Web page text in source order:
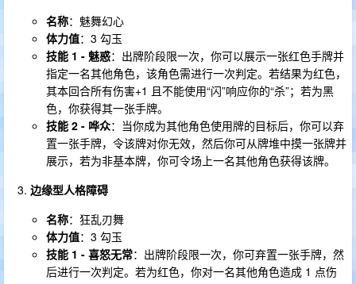
名称：魅舞幻心
体力值：3 勾玉
技能 1 - 魅惑：出牌阶段限一次，你可以展示一张红色手牌并
指定一名其他角色，该角色需进行一次判定。若结果为红色，
其本回合所有伤害+1 且不能使用“闪”响应你的“杀”；若为黑
色，你获得其一张手牌。
技能 2 - 哗众：当你成为其他角色使用牌的目标后，你可以弃
置一张手牌，令该牌对你无效，然后你可从牌堆中摸一张牌并
展示，若为非基本牌，你可令场上一名其他角色获得该牌。
边缘型人格障碍
名称：狂乱刃舞
体力值：3 勾玉
技能 1 - 喜怒无常：出牌阶段限一次，你可弃置一张手牌，然
后进行一次判定。若为红色，你对一名其他角色造成 1 点伤